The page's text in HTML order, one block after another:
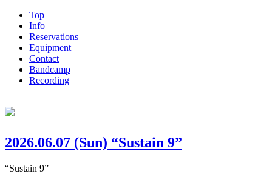
Top
Info
Reservations
Equipment
Contact
Bandcamp
Recording
2026.06.07 (Sun) “Sustain 9”
“Sustain 9”